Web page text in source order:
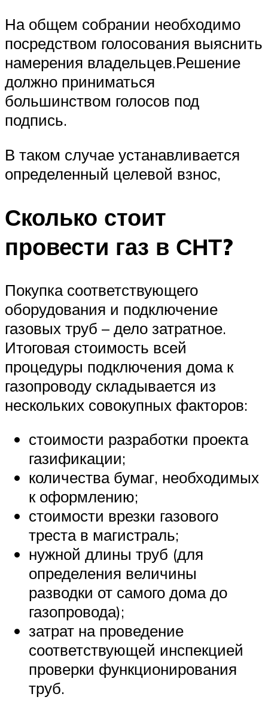
На общем собрании необходимо
посредством голосования выяснить
намерения владельцев.Решение
должно приниматься
большинством голосов под
подпись.
В таком случае устанавливается
определенный целевой взнос,
Сколько стоит
провести газ в СНТ?
Покупка соответствующего
оборудования и подключение
газовых труб – дело затратное.
Итоговая стоимость всей
процедуры подключения дома к
газопроводу складывается из
нескольких совокупных факторов:
стоимости разработки проекта
газификации;
количества бумаг, необходимых
к оформлению;
стоимости врезки газового
треста в магистраль;
нужной длины труб (для
определения величины
разводки от самого дома до
газопровода);
затрат на проведение
соответствующей инспекцией
проверки функционирования
труб.